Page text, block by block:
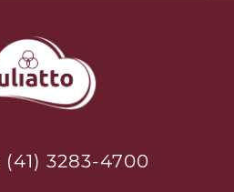
(41) 3283-4700